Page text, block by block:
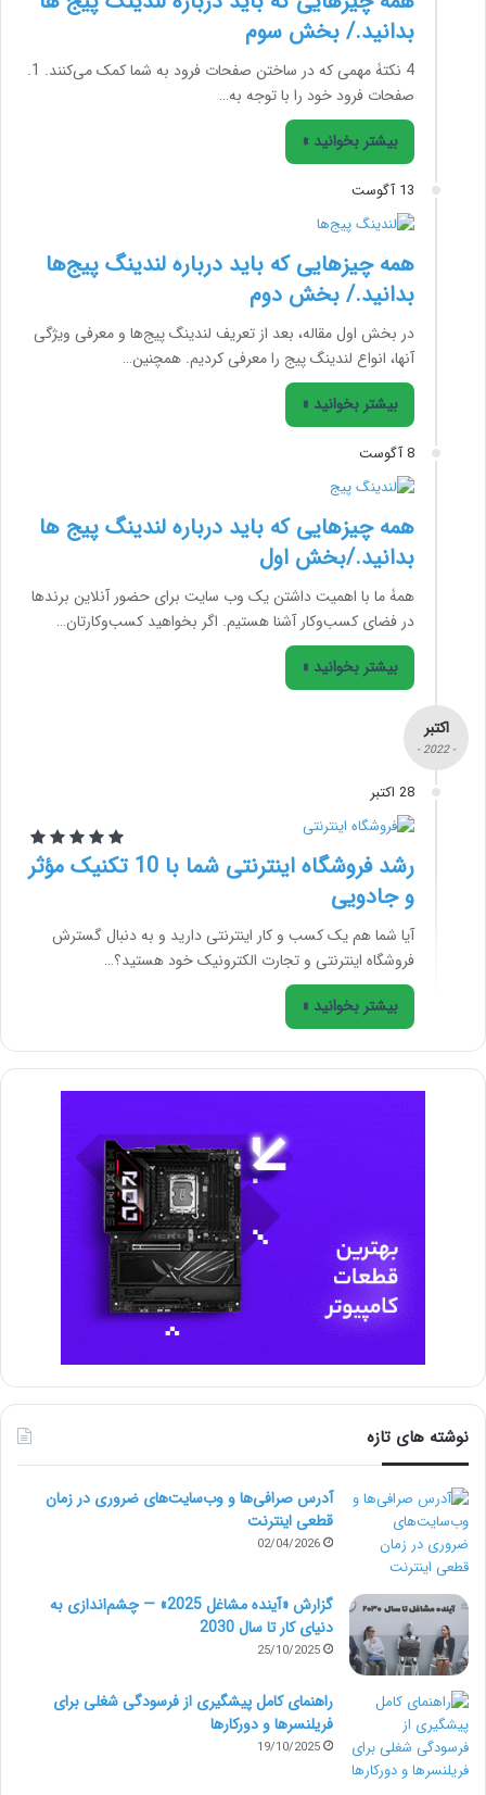
بدانید./ بخش سوم
4 نکتۀ مهمی که در ساختن صفحات فرود به شما کمک می‌کنند. 1.
صفحات فرود خود را با توجه به…
بیشتر بخوانید »
13 آگوست
همۀ چیزهایی که باید دربارۀ لندینگ پیج‌ها
بدانید./ بخش دوم
در بخش اول مقاله، بعد از تعریف لندینگ پیج‌ها و معرفی ویژگی
آنها، انواع لندینگ پیج را معرفی کردیم. همچنین…
بیشتر بخوانید »
8 آگوست
همۀ چیزهایی که باید دربارۀ لندینگ پیج ها
بدانید./بخش اول
همۀ ما با اهمیت داشتن یک وب سایت برای حضور آنلاین برندها
در فضای کسب‌وکار آشنا هستیم. اگر بخواهید کسب‌وکارتان…
بیشتر بخوانید »
اکتبر
- 2022 -
28 اکتبر
رشد فروشگاه اینترنتی شما با 10 تکنیک مؤثر
و جادویی
آیا شما هم یک کسب و کار اینترنتی دارید و به دنبال گسترش
فروشگاه اینترنتی و تجارت الکترونیک خود هستید؟…
بیشتر بخوانید »
نوشته های تازه
آدرس صرافی‌ها و وب‌سایت‌های ضروری در زمان
قطعی اینترنت
02/04/2026
گزارش «آینده مشاغل 2025» — چشم‌اندازی به
دنیای کار تا سال 2030
25/10/2025
راهنمای کامل پیشگیری از فرسودگی شغلی برای
فریلنسرها و دورکارها
19/10/2025